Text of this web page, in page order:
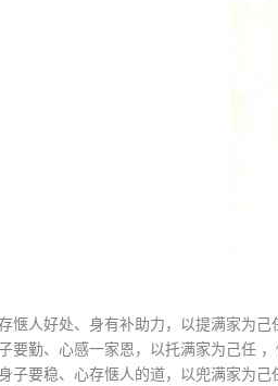
惬人好处、身有补助力，以提满家为己
要勤、心感一家恩，以托满家为己任 ，
子要稳、心存惬人的道，以兜满家为